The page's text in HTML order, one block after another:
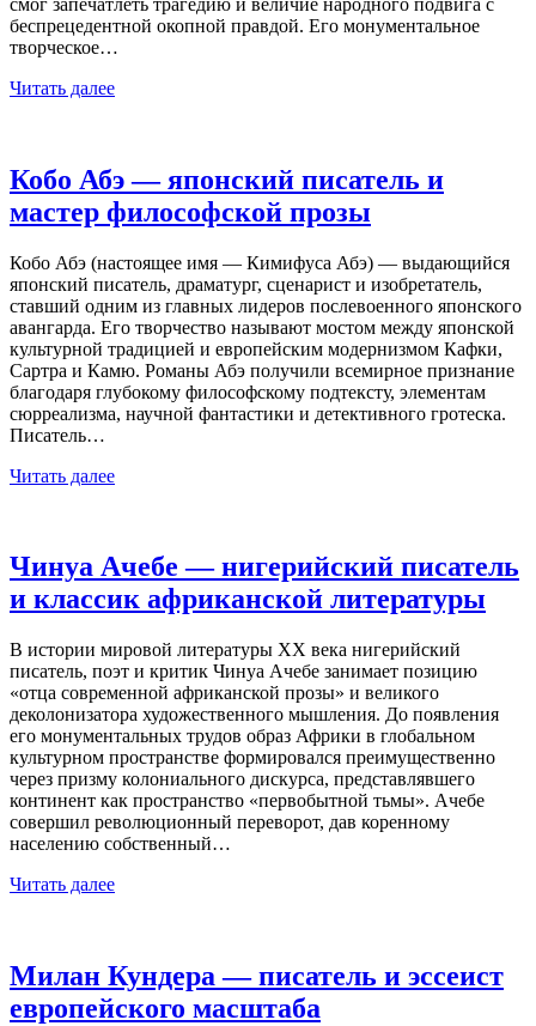
беспрецедентной окопной правдой. Его монументальное
творческое…
Читать далее
Кобо Абэ — японский писатель и
мастер философской прозы
Кобо Абэ (настоящее имя — Кимифуса Абэ) — выдающийся
японский писатель, драматург, сценарист и изобретатель,
ставший одним из главных лидеров послевоенного японского
авангарда. Его творчество называют мостом между японской
культурной традицией и европейским модернизмом Кафки,
Сартра и Камю. Романы Абэ получили всемирное признание
благодаря глубокому философскому подтексту, элементам
сюрреализма, научной фантастики и детективного гротеска.
Писатель…
Читать далее
Чинуа Ачебе — нигерийский писатель
и классик африканской литературы
В истории мировой литературы XX века нигерийский
писатель, поэт и критик Чинуа Ачебе занимает позицию
«отца современной африканской прозы» и великого
деколонизатора художественного мышления. До появления
его монументальных трудов образ Африки в глобальном
культурном пространстве формировался преимущественно
через призму колониального дискурса, представлявшего
континент как пространство «первобытной тьмы». Ачебе
совершил революционный переворот, дав коренному
населению собственный…
Читать далее
Милан Кундера — писатель и эссеист
европейского масштаба